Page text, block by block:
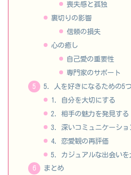
喪失感と孤独
裏切りの影響
信頼の損失
心の癒し
自己愛の重要性
専門家のサポート
5. 人を好きになるための5
1. 自分を大切にする
2. 相手の魅力を発見する
3. 深いコミュニケーショ
4. 恋愛観の再評価
5. カジュアルな出会いを
まとめ